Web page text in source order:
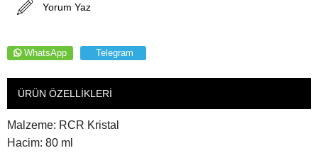
Yorum Yaz
WhatsApp Telegram
ÜRÜN ÖZELLIKLERI
Malzeme: RCR Kristal
Hacim: 80 ml